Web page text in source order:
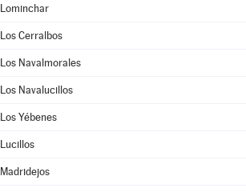
Lominchar
Los Cerralbos
Los Navalmorales
Los Navalucillos
Los Yébenes
Lucillos
Madridejos